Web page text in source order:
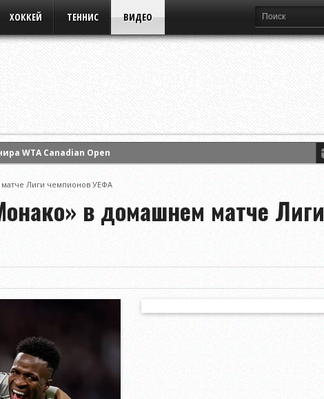
ХОККЕЙ ТЕННИС ВИДЕО
WTA Canadian Open
Лиги чемпионов УЕФА
в домашнем матче Лиги